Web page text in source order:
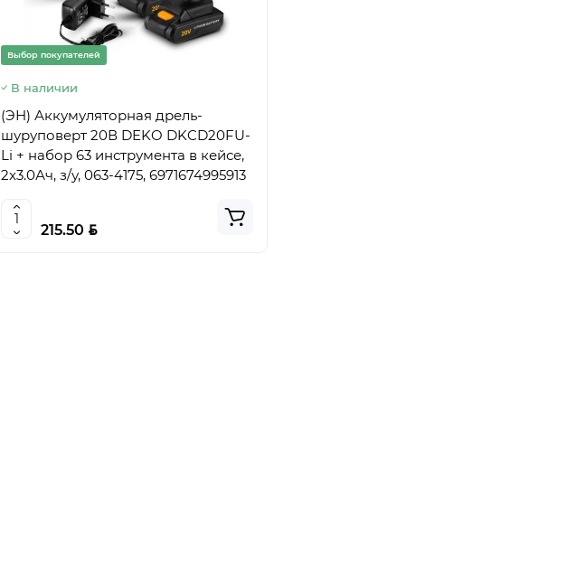
Выбор покупателей
В наличии
(ЭН) Аккумуляторная дрель-
шуруповерт 20В DEKO DKCD20FU-
Li + набор 63 инструмента в кейсе,
2x3.0Ач, з/у, 063-4175, 6971674995913
215.50 BYN